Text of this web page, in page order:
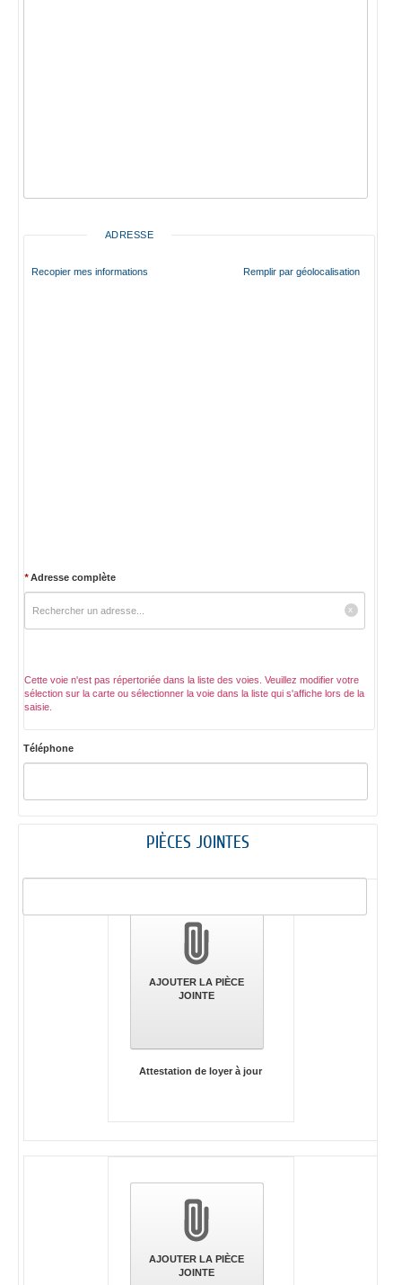
ADRESSE
Recopier mes informations Remplir par géolocalisation
*Adresse complète
Cette voie n'est pas répertoriée dans la liste des voies. Veuillez modifier votre
sélection sur la carte ou sélectionner la voie dans la liste qui s'affiche lors de la
saisie.
Téléphone
PIÈCES JOINTES
AJOUTER LA PIÈCE
JOINTE
Attestation de loyer à jour
AJOUTER LA PIÈCE
JOINTE